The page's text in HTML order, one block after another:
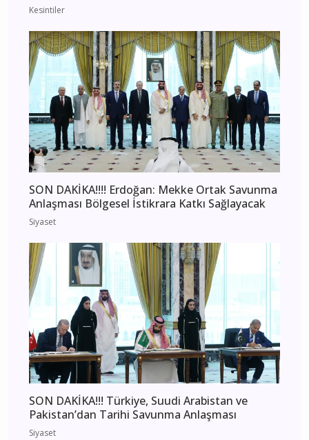
Kesintiler
SON DAKİKA!!!! Erdoğan: Mekke Ortak Savunma
Anlaşması Bölgesel İstikrara Katkı Sağlayacak
Siyaset
SON DAKİKA!!! Türkiye, Suudi Arabistan ve
Pakistan’dan Tarihi Savunma Anlaşması
Siyaset